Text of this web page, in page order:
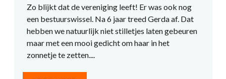
Zo blijkt dat de vereniging leeft! Er was ook nog
een bestuurswissel. Na 6 jaar treed Gerda af. Dat
hebben we natuurlijk niet stilletjes laten gebeuren
maar met een mooi gedicht om haar in het
zonnetje te zetten....